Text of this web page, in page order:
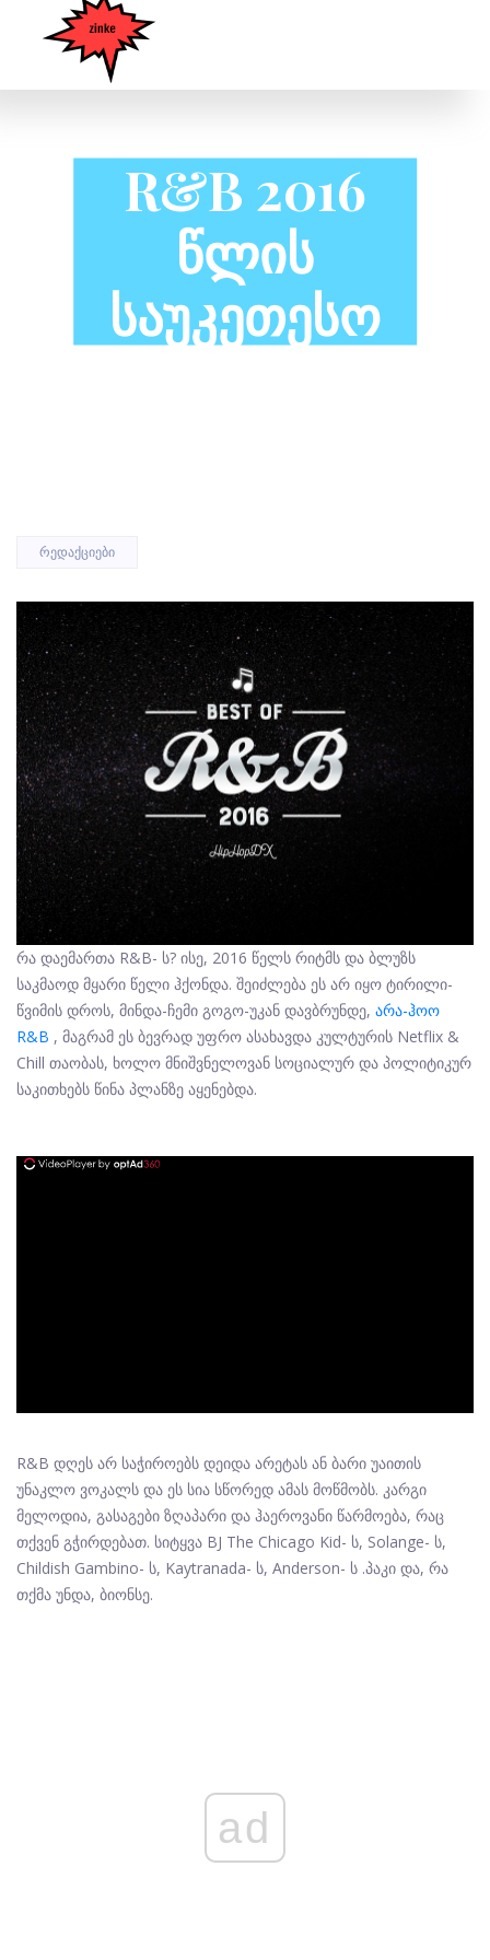
R&B 2016
Წლის
Საუკეთესო
ᲠᲔᲓᲐᲥᲪᲘᲔᲑᲘ
რა დაემართა R&B- ს? ისე, 2016 წელს რიტმს და ბლუზს
საკმაოდ მყარი წელი ჰქონდა. შეიძლება ეს არ იყო ტირილი-
წვიმის დროს, მინდა-ჩემი გოგო-უკან დავბრუნდე, არა-ჰოო
R&B , მაგრამ ეს ბევრად უფრო ასახავდა კულტურის Netflix &
Chill თაობას, ხოლო მნიშვნელოვან სოციალურ და პოლიტიკურ
საკითხებს წინა პლანზე აყენებდა.
R&B დღეს არ საჭიროებს დეიდა არეტას ან ბარი უაითის
უნაკლო ვოკალს და ეს სია სწორედ ამას მოწმობს. კარგი
მელოდია, გასაგები ზღაპარი და ჰაეროვანი წარმოება, რაც
თქვენ გჭირდებათ. სიტყვა BJ The Chicago Kid- ს, Solange- ს,
Childish Gambino- ს, Kaytranada- ს, Anderson- ს .პაკი და, რა
თქმა უნდა, ბიონსე.
ad